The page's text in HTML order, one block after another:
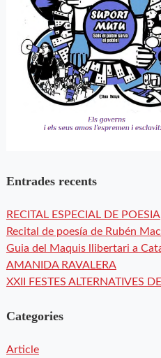
Entrades recents
RECITAL ESPECIAL DE POESIA
Recital de poesía de Rubén
Guia del Maquis llibertari a
AMANIDA RAVALERA
XXII FESTES ALTERNATIVES
Categories
Article